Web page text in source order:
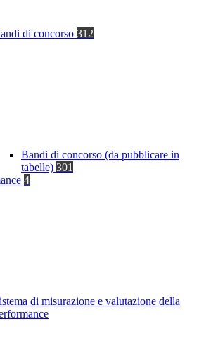
di concorso 312
Bandi di concorso (da pubblicare in
tabelle) 301
4
di misurazione e valutazione della